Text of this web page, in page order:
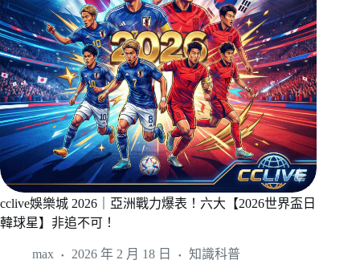
cclive娛樂城 2026｜亞洲戰力爆表！六大【2026世界盃日
韓球星】非追不可！
max 2026 年 2 月 18 日 知識科普